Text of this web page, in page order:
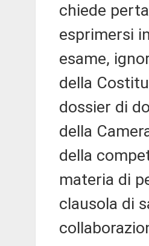
chiede
esprimersi
esame,
della
dossier di
della
della
materia di
clausola di